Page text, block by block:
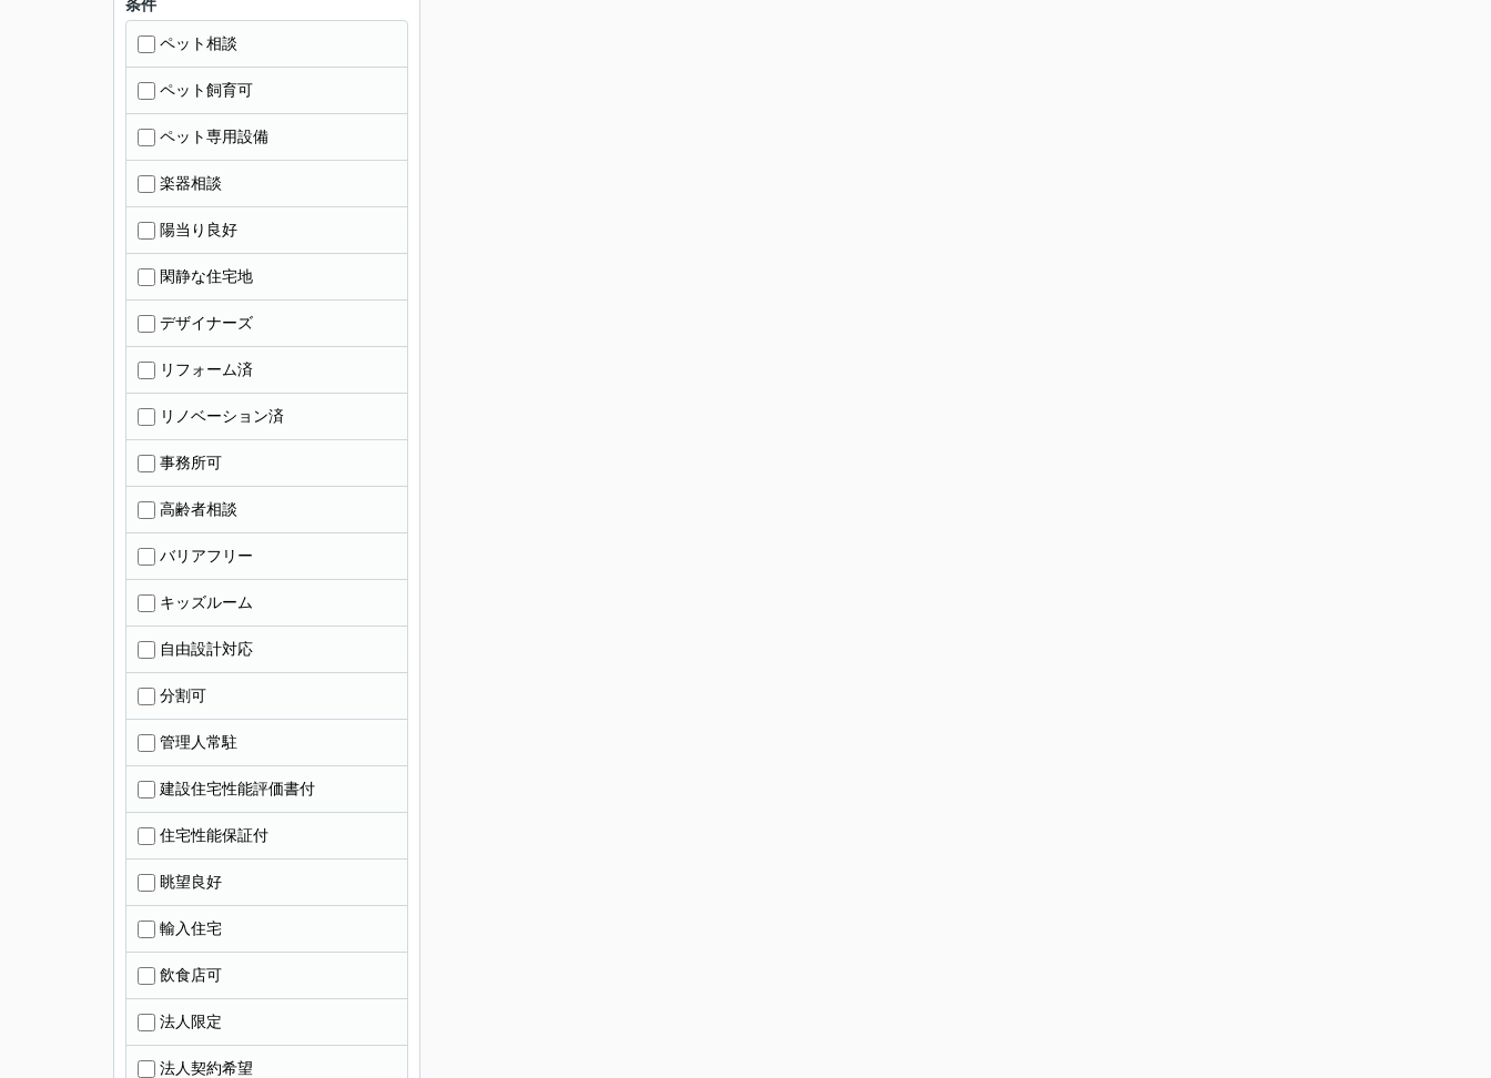
条件
ペット相談
ペット飼育可
ペット専用設備
楽器相談
陽当り良好
閑静な住宅地
デザイナーズ
リフォーム済
リノベーション済
事務所可
高齢者相談
バリアフリー
キッズルーム
自由設計対応
分割可
管理人常駐
建設住宅性能評価書付
住宅性能保証付
眺望良好
輸入住宅
飲食店可
法人限定
法人契約希望